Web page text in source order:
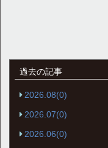
過去の記事
2026.08(0)
2026.07(0)
2026.06(0)